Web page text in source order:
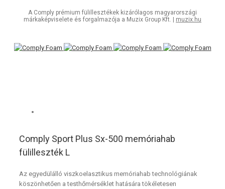
A Comply prémium fülillesztékek kizárólagos magyarországi
márkaképviselete és forgalmazója a Muzix Group Kft. | muzix.hu
Comply Sport Plus Sx-500 memóriahab
fülilleszték L
Az egyedülálló viszkoelasztikus memóriahab technológiának
köszönhetően a testhőmérséklet hatására tökéletesen